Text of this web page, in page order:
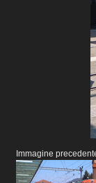
Immagine